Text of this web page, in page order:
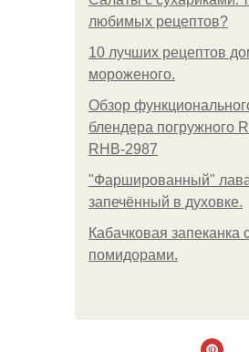
любимых рецептов?
10 лучших рецептов
мороженого.
Обзор
блендера погружного
RHB-2987
"Фаршированный"
запечённый в духовке.
Кабачковая
помидорами.